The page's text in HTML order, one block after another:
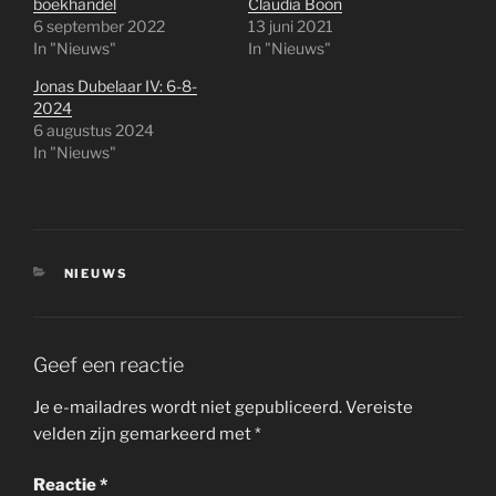
boekhandel
6 september 2022
In "Nieuws"
Claudia Boon
13 juni 2021
In "Nieuws"
Jonas Dubelaar IV: 6-8-
2024
6 augustus 2024
In "Nieuws"
CATEGORIEËN
NIEUWS
Geef een reactie
Je e-mailadres wordt niet gepubliceerd.Vereiste
velden zijn gemarkeerd met*
Reactie*